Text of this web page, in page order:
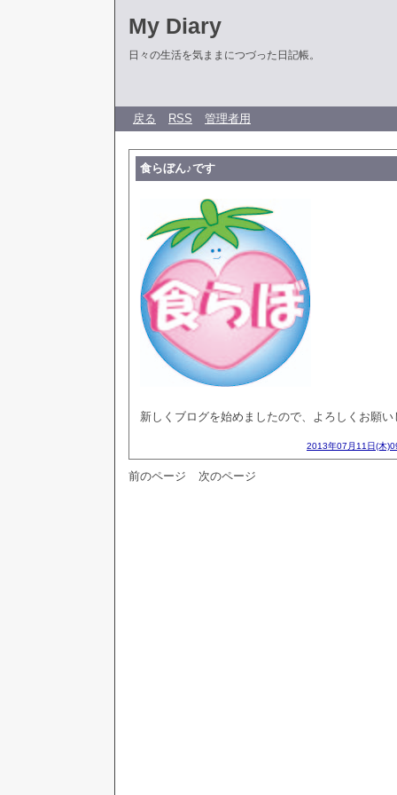
My Diary
日々の生活を気ままにつづった日記帳。
戻る RSS 管理者用
食らぼん♪です
新しくブログを始めましたので、よろしくお願い
2013年07月11日(木
前のページ 次のページ